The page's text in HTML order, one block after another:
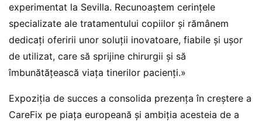
experimentat la Sevilla. Recunoaștem cerințele
specializate ale tratamentului copiilor și rămânem
dedicați oferirii unor soluții inovatoare, fiabile și ușor
de utilizat, care să sprijine chirurgii și să
îmbunătățească viața tinerilor pacienți.»
Expoziția de succes a consolida prezența în creștere a
CareFix pe piața europeană și ambiția acesteia de a